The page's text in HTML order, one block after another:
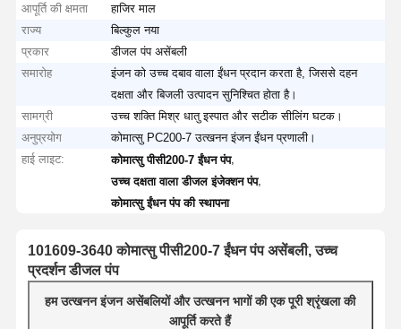
आपूर्ति की क्षमता
हाजिर माल
राज्य
बिल्कुल नया
प्रकार
डीजल पंप असेंबली
समारोह
इंजन को उच्च दबाव वाला ईंधन प्रदान करता है, जिससे दहन
दक्षता और बिजली उत्पादन सुनिश्चित होता है।
सामग्री
उच्च शक्ति मिश्र धातु इस्पात और सटीक सीलिंग घटक।
अनुप्रयोग
कोमात्सु PC200-7 उत्खनन इंजन ईंधन प्रणाली।
हाई लाइट:
कोमात्सु पीसी200-7 ईंधन पंप,
उच्च दक्षता वाला डीजल इंजेक्शन पंप,
कोमात्सु ईंधन पंप की स्थापना
101609-3640 कोमात्सु पीसी200-7 ईंधन पंप असेंबली, उच्च
प्रदर्शन डीजल पंप
हम उत्खनन इंजन असेंबलियों और उत्खनन भागों की एक पूरी श्रृंखला की
आपूर्ति करते हैं